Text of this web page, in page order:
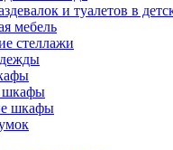
и туалетов в
мебель
стеллажи
шкафы
шкафы